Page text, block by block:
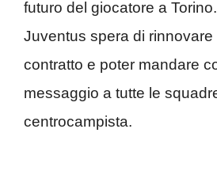
futuro del giocatore a
Juventus spera di rinnovare
contratto e poter mandare
messaggio a tutte le
centrocampista.